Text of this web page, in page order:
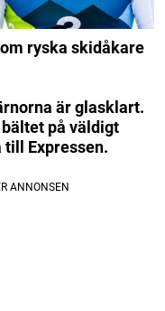
ryska skidåkare
är glasklart.
på väldigt
till Expressen.